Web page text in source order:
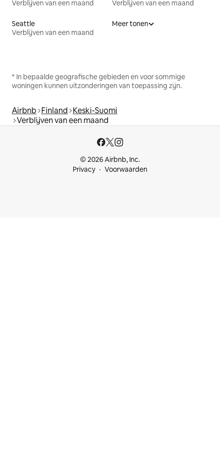
Verblijven van een maand Verblijven van een maand
Seattle
Verblijven van een maand
Meer tonen
* In bepaalde geografische gebieden en voor sommige
woningen kunnen uitzonderingen van toepassing zijn.
Airbnb Finland Keski-Suomi
Verblijven van een maand
© 2026 Airbnb, Inc.
Privacy
Voorwaarden